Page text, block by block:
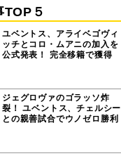
５
ユベントス、アライベゴヴィ
ッチとコロ・ムアニの加入を
公式発表！ 完全移籍で獲得
ジェグロヴァのゴラッソ炸
裂！ ユベントス、チェルシー
との親善試合でウノゼロ勝利